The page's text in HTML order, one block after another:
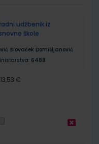
radni udžbenik iz
škole
Slovaček Domišljanović
6488
13,53 €